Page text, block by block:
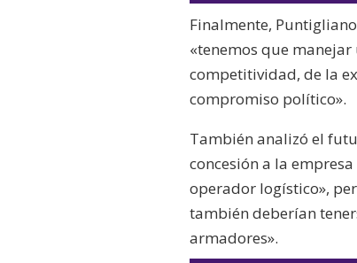
Finalmente,
«tenemos que
competitividad, de la
compromiso político».
También analizó el
concesión a la empresa
operador logístico»,
también deberían
armadores».